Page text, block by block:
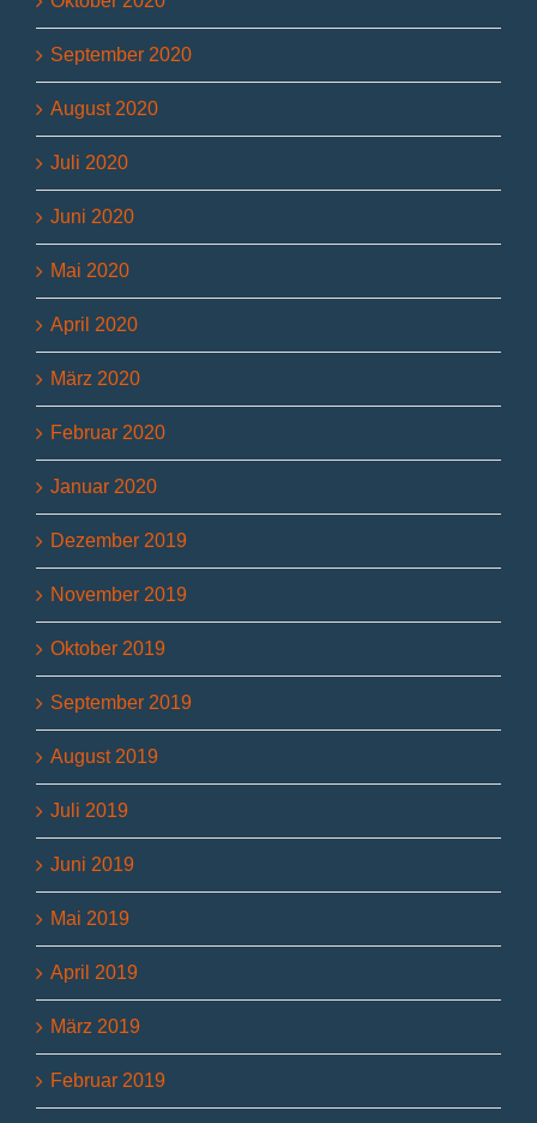
September 2020
August 2020
Juli 2020
Juni 2020
Mai 2020
April 2020
März 2020
Februar 2020
Januar 2020
Dezember 2019
November 2019
Oktober 2019
September 2019
August 2019
Juli 2019
Juni 2019
Mai 2019
April 2019
März 2019
Februar 2019